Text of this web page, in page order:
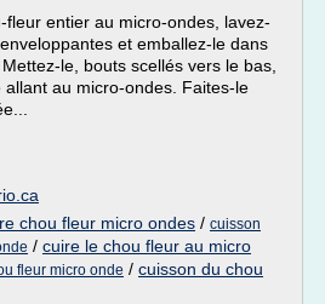
fleur entier au micro-ondes, lavez-
et emballez-le dans
le, bouts scellés vers le bas,
au micro-ondes. Faites-le
chou fleur micro ondes / cuisson
/ cuire le chou fleur au micro
fleur micro onde / cuisson du chou